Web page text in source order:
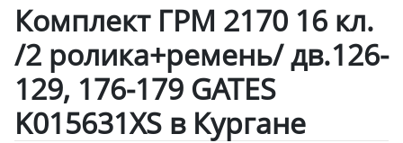
Комплект ГРМ 2170 16 кл.
/2 ролика+ремень/ дв.126-
129, 176-179 GATES
K015631XS в Кургане